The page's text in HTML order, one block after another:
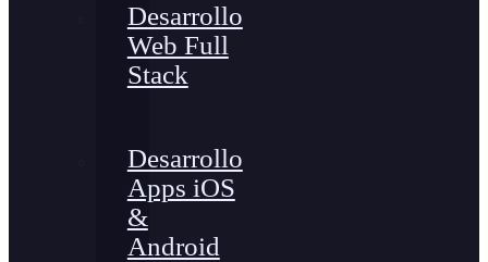
Desarrollo
Web Full
Stack
Desarrollo
Apps iOS
&
Android